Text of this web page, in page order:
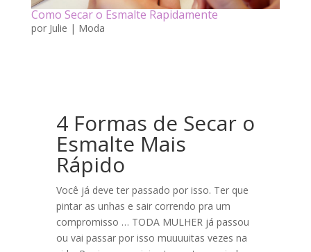
Como Secar o Esmalte Rapidamente
por Julie | Moda
4 Formas de Secar o
Esmalte Mais
Rápido
Você já deve ter passado por isso. Ter que
pintar as unhas e sair correndo pra um
compromisso … TODA MULHER já passou
ou vai passar por isso muuuuitas vezes na